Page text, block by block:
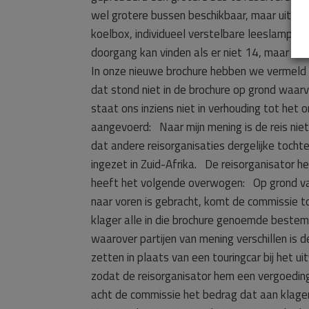
wel grotere bussen beschikbaar, maar uit
koelbox, individueel verstelbare
doorgang kan vinden als er niet 14, maar
In onze nieuwe brochure hebben we
dat stond niet in de brochure op grond
staat ons inziens niet in verhouding tot het
aangevoerd: Naar mijn mening is de reis
dat andere reisorganisaties dergelijke
ingezet in Zuid-Afrika. De reisorganisator
heeft het volgende overwogen: Op grond
naar voren is gebracht, komt de commissie
klager alle in die brochure genoemde
waarover partijen van mening verschillen is
zetten in plaats van een touring­car bij het
zodat de reisorganisator hem een
acht de commissie het be­drag dat aan